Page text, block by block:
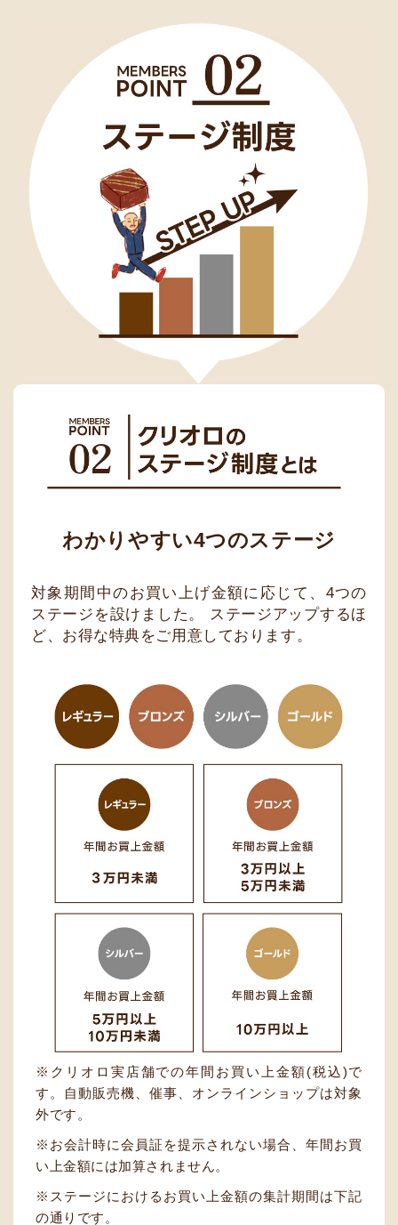
わかりやすい4つのステージ
対象期間中のお買い上げ金額に応じて、4つの
ステージを設けました。 ステージアップするほ
ど、お得な特典をご用意しております。
クリオロ実店舗での年間お買い上金額(税込)で
す。自動販売機、催事、オンラインショップは対象
外です。
お会計時に会員証を提示されない場合、年間お買
い上金額には加算されません。
ステージにおけるお買い上金額の集計期間は下記
の通りです。